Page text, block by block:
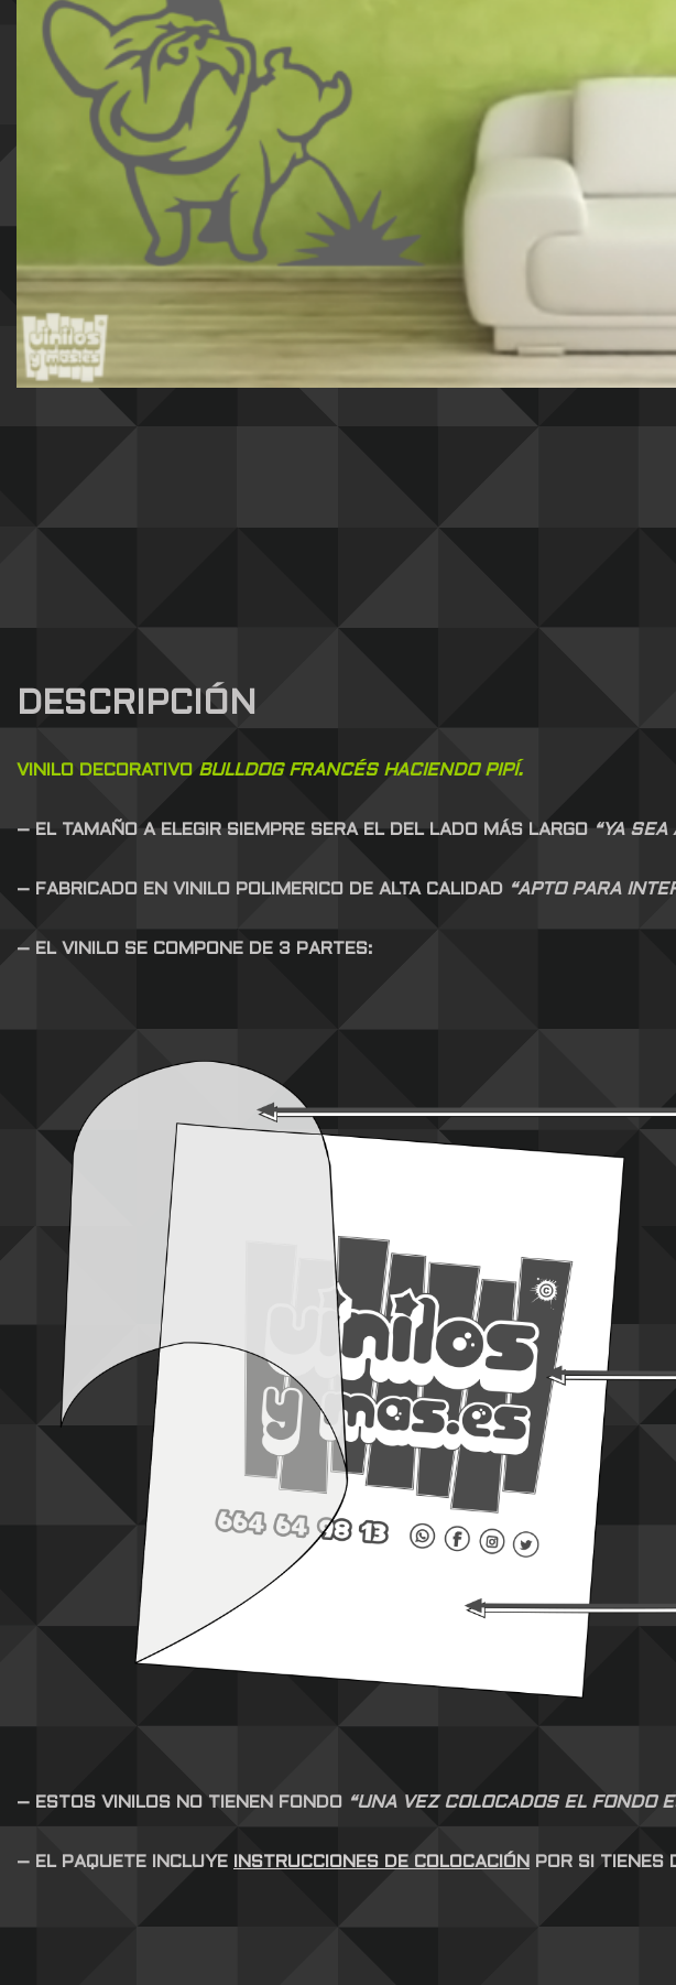
DESCRIPCIÓN
VINILO DECORATIVO BULLDOG FRANCÉS HACIENDO PIPÍ.
– EL TAMAÑO A ELEGIR SIEMPRE SERA EL DEL LADO MÁS LARGO“YA SEA
– FABRICADO EN VINILO POLIMERICO DE ALTA CALIDAD “APTO PARA
– EL VINILO SE COMPONE DE 3 PARTES:
– ESTOS VINILOS NO TIENEN FONDO “UNA VEZ COLOCADOS EL FONDO
– EL PAQUETE INCLUYE INSTRUCCIONES DE COLOCACIÓN POR SI TIENES